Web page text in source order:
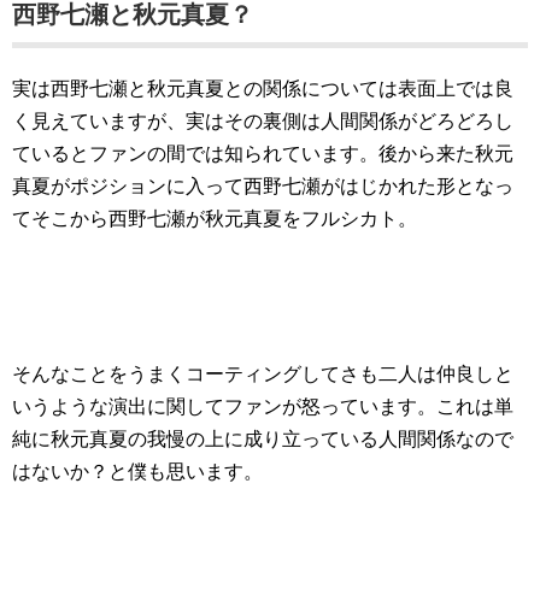
西野七瀬と秋元真夏？
実は西野七瀬と秋元真夏との関係については表面上では良
く見えていますが、実はその裏側は人間関係がどろどろし
ているとファンの間では知られています。後から来た秋元
真夏がポジションに入って西野七瀬がはじかれた形となっ
てそこから西野七瀬が秋元真夏をフルシカト。
そんなことをうまくコーティングしてさも二人は仲良しと
いうような演出に関してファンが怒っています。これは単
純に秋元真夏の我慢の上に成り立っている人間関係なので
はないか？と僕も思います。